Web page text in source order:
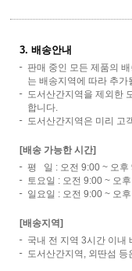
3. 배송안내
판매 중인 모든 제품의
는 배송지역에 따라 추가
도서산간지역을 제외한
합니다.
도서산간지역은 미리 고
[배송 가능한 시간]
평 일 : 오전 9:00 ~ 오후
토요일 : 오전 9:00 ~ 오
일요일 : 오전 9:00 ~ 오
[배송지역]
국내 전 지역 3시간 이내
도서산간지역, 외딴섬